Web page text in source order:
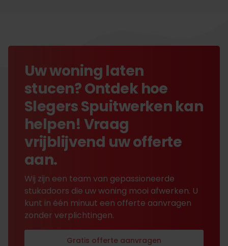
Uw woning laten
stucen? Ontdek hoe
Slegers Spuitwerken kan
helpen! Vraag
vrijblijvend uw offerte
aan.
Wij zijn een team van gepassioneerde
stukadoors die uw woning mooi afwerken. U
kunt in één minuut een offerte aanvragen
zonder verplichtingen.
Gratis offerte aanvragen